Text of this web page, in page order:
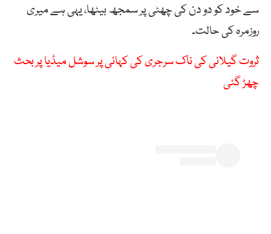
سے خود کو دو دن کی چھٹی پر سمجھ بیٹھا، یہی ہے میری
روزمرہ کی حالت۔
ثروت گیلانی کی ناک سرجری کی کہانی پر سوشل میڈیا پر بحث
چھڑ گئی